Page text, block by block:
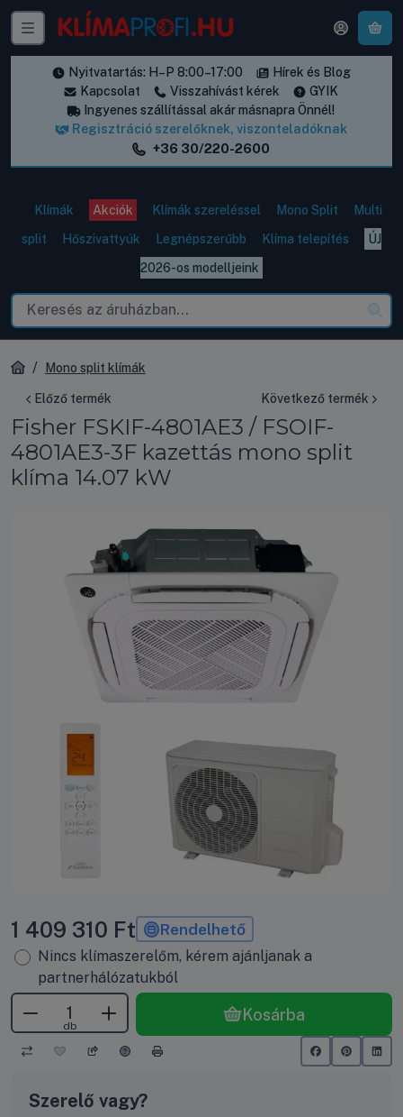
Nyitvatartás: H–P 8:00–17:00
Hírek és Blog
Kapcsolat
Visszahívást kérek
GYIK
Ingyenes szállítással akár másnapra Önnél!
Regisztráció szerelőknek, viszonteladóknak
+36 30/220-2600
Klímák Akciók Klímák szereléssel Mono Split
Multi
split
Hőszivattyúk Legnépszerűbb Klíma telepítés
ÚJ
2026-os modelljeink
Mono split klímák
Előző termék Következő termék
Fisher FSKIF-4801AE3 / FSOIF-
4801AE3-3F kazettás mono split
klíma 14.07 kW
1 409 310 Ft Rendelhető
Nincs klímaszerelőm, kérem ajánljanak a
partnerhálózatukból
db
Kosárba
Szerelő vagy?